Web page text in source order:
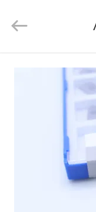
ΠΡΟΪΌΝΤΑ
ΣΧΕΤΙΚΆ
Materials
Co.,ltd.